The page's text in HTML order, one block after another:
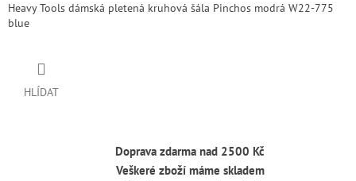
Heavy Tools dámská pletená kruhová šála Pinchos modrá W22-775
blue
HLÍDAT
Doprava zdarma nad 2500 Kč
Veškeré zboží máme skladem